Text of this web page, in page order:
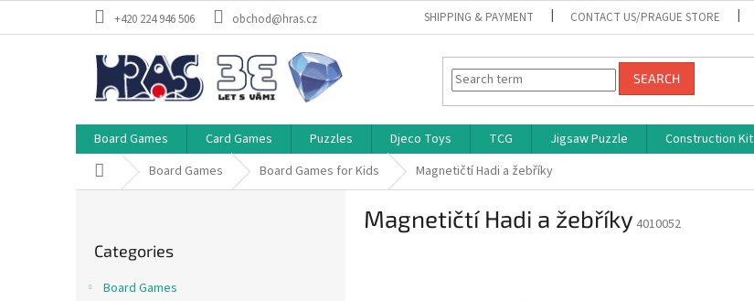
+420 224 946 506 obchod@hras.cz SHIPPING & PAYMENT CONTACT US/PRAGUE STORE
SEARCH
Board Games Card Games Puzzles Djeco Toys TCG Jigsaw Puzzle Construction Kit
Home Board Games Board Games for Kids Magnetičtí Hadi a žebříky
categories
Categories
Board Games
Magnetičtí Hadi a žebříky 4010052